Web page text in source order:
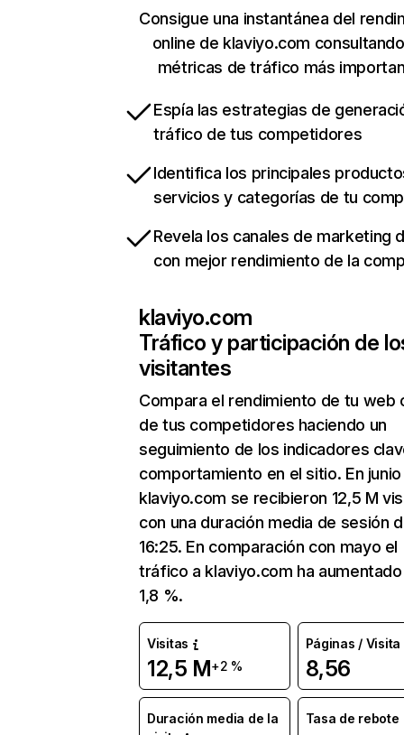
Consigue una instantánea del
online de klaviyo.com
métricas de tráfico más
Espía las estrategias de
tráfico de tus competidores
Identifica los principales
servicios y categorías de tu
Revela los canales de marketing
con mejor rendimiento de la
klaviyo.com
Tráfico y participación de
visitantes
Compara el rendimiento de tu web
de tus competidores haciendo un
seguimiento de los indicadores
comportamiento en el sitio. En junio
klaviyo.com se recibieron 12,5 M
con una duración media de sesión
16:25. En comparación con mayo el
tráfico a klaviyo.com ha
1,8 %.
Visitas
12,5 M+2 %
Páginas / Visita
8,56
Duración media de la
Tasa de rebote